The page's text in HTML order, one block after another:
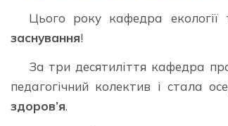
Цього року кафедра екології
заснування!
За три десятиліття кафедра
педагогічний колектив і стала
здоров’я.